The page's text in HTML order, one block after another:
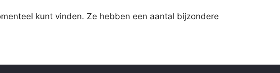
kunt vinden. Ze hebben een aantal bijzondere